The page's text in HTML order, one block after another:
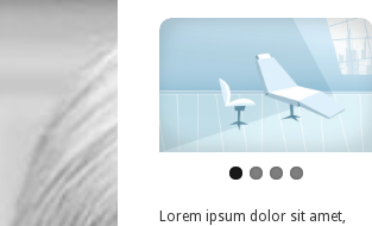
Lorem ipsum dolor sit amet,